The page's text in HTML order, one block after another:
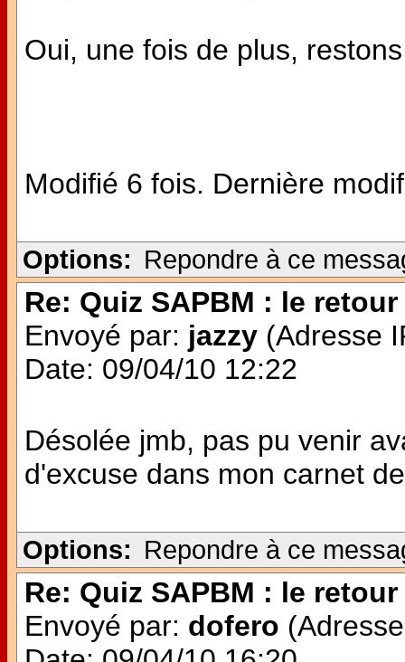
Oui, une fois de plus,
Modifié 6 fois. Dernière
Options: Repondre à ce
Re: Quiz SAPBM : le retour
Envoyé par: jazzy (Adresse
Date: 09/04/10 12:22
Désolée jmb, pas pu venir
d'excuse dans mon carnet
Options: Repondre à ce
Re: Quiz SAPBM : le retour
Envoyé par: dofero